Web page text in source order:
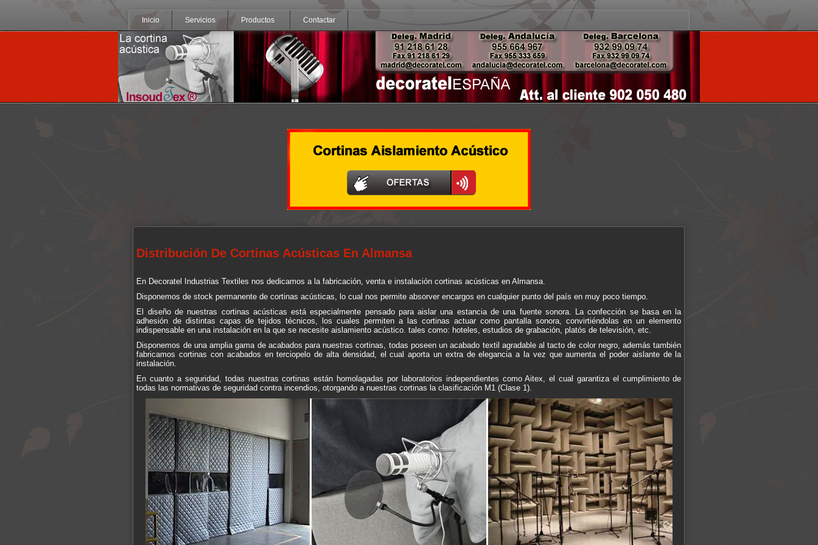
Inicio Servicios Productos Contactar
Distribución De Cortinas Acústicas En Almansa
En Decoratel Industrias Textiles nos dedicamos a la fabricación, venta e instalación cortinas acústicas en Almansa.
Disponemos de stock permanente de cortinas acústicas, lo cual nos permite absorver encargos en cualquier punto del país en muy poco tiempo.
El diseño de nuestras cortinas acústicas está especialmente pensado para aislar una estancia de una fuente sonora. La confección se basa en la
adhesión de distintas capas de tejidos técnicos, los cuales permiten a las cortinas actuar como pantalla sonora, convirtiéndolas en un elemento
indispensable en una instalación en la que se necesite aislamiento acústico. tales como: hoteles, estudios de grabación, platós de televisión, etc.
Disponemos de una amplia gama de acabados para nuestras cortinas, todas poseen un acabado textil agradable al tacto de color negro, además también
fabricamos cortinas con acabados en terciopelo de alta densidad, el cual aporta un extra de elegancia a la vez que aumenta el poder aislante de la
instalación.
En cuanto a seguridad, todas nuestras cortinas están homolagadas por laboratorios independientes como Aitex, el cual garantiza el cumplimiento de
todas las normativas de seguridad contra incendios, otorgando a nuestras cortinas la clasificación M1 (Clase 1).